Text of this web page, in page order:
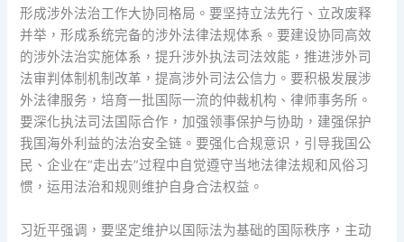
形成涉外法治工作大协同格局。要坚持立法先行、立改废释
并举，形成系统完备的涉外法律法规体系。要建设协同高效
的涉外法治实施体系，提升涉外执法司法效能，推进涉外司
法审判体制机制改革，提高涉外司法公信力。要积极发展涉
外法律服务，培育一批国际一流的仲裁机构、律师事务所。
要深化执法司法国际合作，加强领事保护与协助，建强保护
我国海外利益的法治安全链。要强化合规意识，引导我国公
民、企业在“走出去”过程中自觉遵守当地法律法规和风俗习
惯，运用法治和规则维护自身合法权益。
习近平强调，要坚定维护以国际法为基础的国际秩序，主动